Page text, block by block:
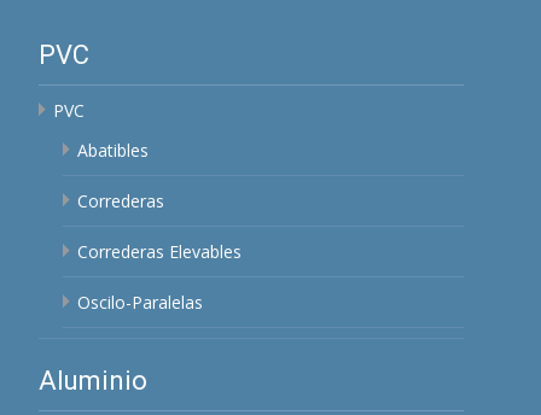
PVC
PVC
Abatibles
Correderas
Correderas Elevables
Oscilo-Paralelas
Aluminio